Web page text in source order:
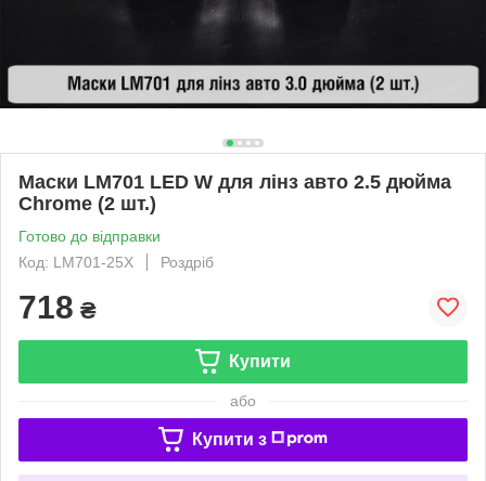
Маски LM701 LED W для лінз авто 2.5 дюйма
Chrome (2 шт.)
Готово до відправки
Код: LM701-25X
Роздріб
718 ₴
Купити
або
Купити з